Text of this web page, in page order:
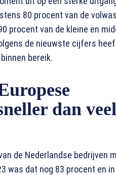
80 procent van de
procent van de kleine en
de nieuwste cijfers
bereik.
dan
de Nederlandse bedrijven
was dat nog 83 procent en